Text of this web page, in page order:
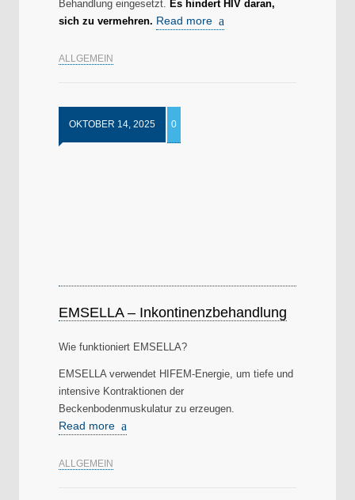
Behandlung eingesetzt. Es hindert HIV daran,
sich zu vermehren. Read more
ALLGEMEIN
OKTOBER 14, 2025 0
EMSELLA – Inkontinenzbehandlung
Wie funktioniert EMSELLA?
EMSELLA verwendet HIFEM-Energie, um tiefe und
intensive Kontraktionen der
Beckenbodenmuskulatur zu erzeugen.
Read more
ALLGEMEIN